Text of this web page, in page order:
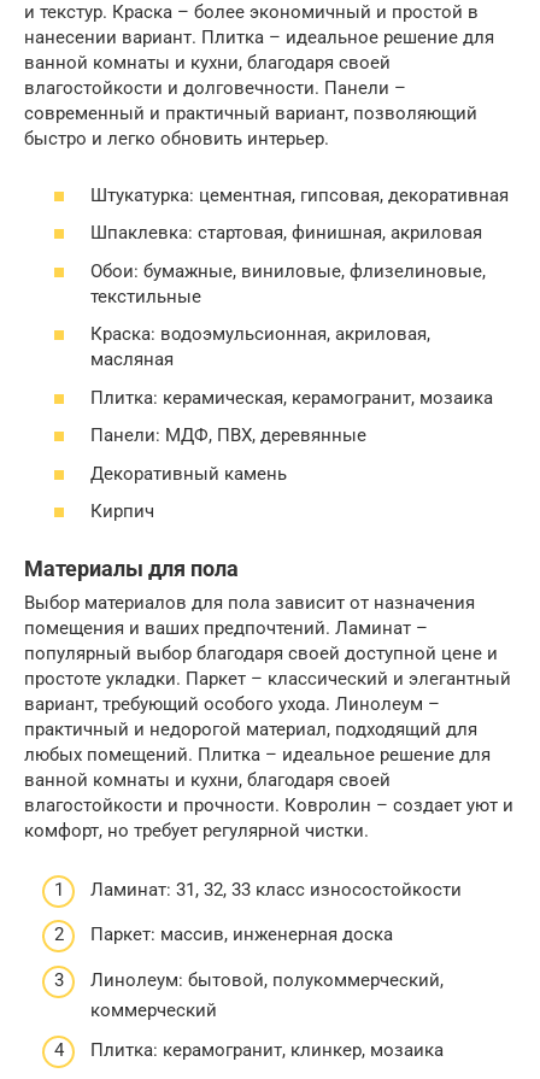
и текстур. Краска – более экономичный и простой в
нанесении вариант. Плитка – идеальное решение для
ванной комнаты и кухни, благодаря своей
влагостойкости и долговечности. Панели –
современный и практичный вариант, позволяющий
быстро и легко обновить интерьер.
Штукатурка: цементная, гипсовая, декоративная
Шпаклевка: стартовая, финишная, акриловая
Обои: бумажные, виниловые, флизелиновые,
текстильные
Краска: водоэмульсионная, акриловая,
масляная
Плитка: керамическая, керамогранит, мозаика
Панели: МДФ, ПВХ, деревянные
Декоративный камень
Кирпич
Материалы для пола
Выбор материалов для пола зависит от назначения
помещения и ваших предпочтений. Ламинат –
популярный выбор благодаря своей доступной цене и
простоте укладки. Паркет – классический и элегантный
вариант, требующий особого ухода. Линолеум –
практичный и недорогой материал, подходящий для
любых помещений. Плитка – идеальное решение для
ванной комнаты и кухни, благодаря своей
влагостойкости и прочности. Ковролин – создает уют и
комфорт, но требует регулярной чистки.
Ламинат: 31, 32, 33 класс износостойкости
Паркет: массив, инженерная доска
Линолеум: бытовой, полукоммерческий,
коммерческий
Плитка: керамогранит, клинкер, мозаика